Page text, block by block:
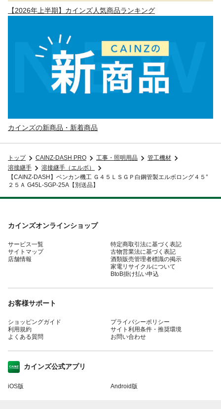
【2026年上半期】カインズ人気商品ランキング
カインズの新商品・新着商品
トップ CAINZ-DASH PRO 工事・照明用品
管工機材
溶接継手
溶接継手（エルボ）
【CAINZ-DASH】ベンカン機工 Ｇ４５ＬＳＧＰ白鋼管製エルボロング４５°
２５Ａ G45L-SGP-25A【別送品】
カインズオンラインショップ
サービス一覧
サイトマップ
店舗情報
特定商取引法に基づく表記
古物営業法に基づく表記
酒類販売管理者標識の掲示
家電リサイクルについて
BtoB掛け払い申込
お客様サポート
ショッピングガイド
利用規約
よくある質問
プライバシーポリシー
サイト利用条件・推奨環境
お問い合わせ
カインズ公式アプリ
iOS版 Android版